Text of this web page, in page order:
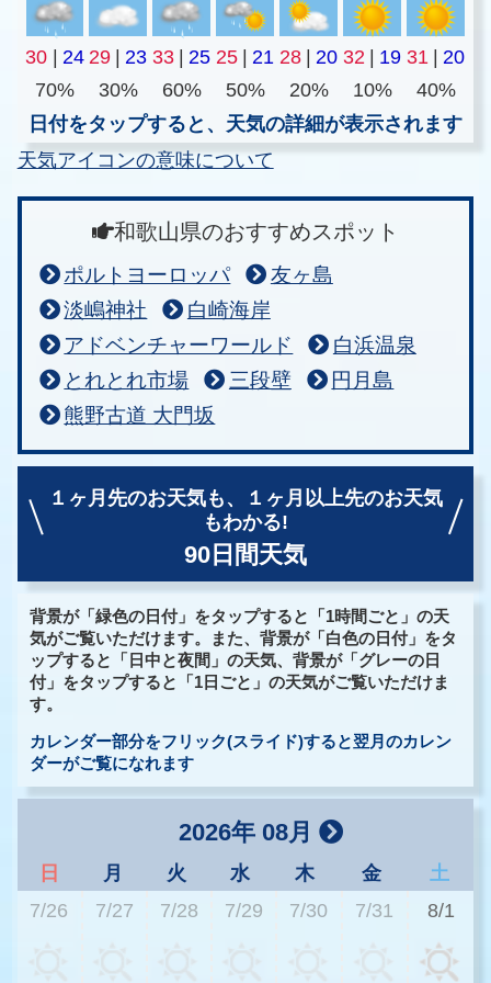
30 24 29 23 33 25 25 21 28 20 32 19 31
20
70%
30% 60% 50% 20% 10%
40%
日付をタップすると、天気の詳細が表示されます
天気アイコンの意味について
和歌山県のおすすめスポット
ポルトヨーロッパ
友ヶ島
淡嶋神社
白崎海岸
アドベンチャーワールド
白浜温泉
とれとれ市場
三段壁
円月島
熊野古道 大門坂
１ヶ月先のお天気も、
１ヶ月以上先のお天気
もわかる!
90日間天気
背景が「緑色の日付」をタップすると「1時間ごと」の天
気がご覧いただけます。また、背景が「白色の日付」をタ
ップすると「日中と夜間」の天気、背景が「グレーの日
付」をタップすると「1日ごと」の天気がご覧いただけま
す。
カレンダー部分をフリック(スライド)すると翌月のカレン
ダーがご覧になれます
2026年 08月
日 月 火 水 木 金
土
7/26
7/27 7/28 7/29 7/30 7/31 8/1